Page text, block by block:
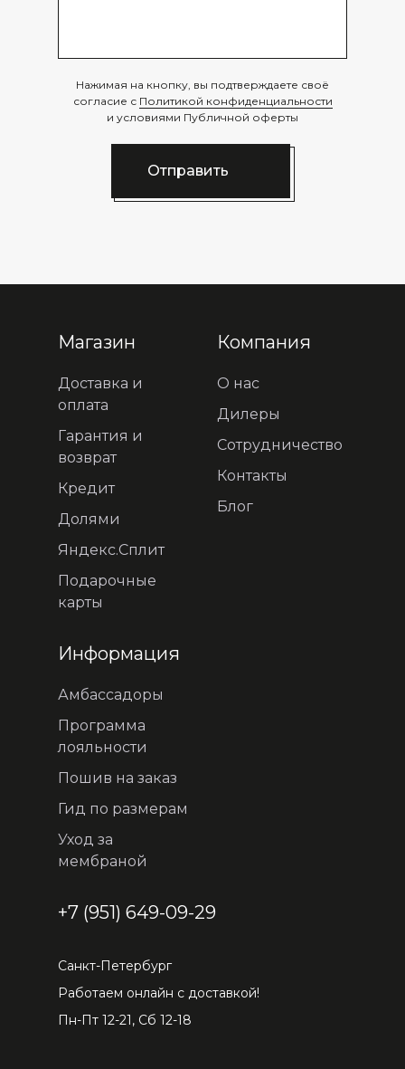
Нажимая на кнопку, вы подтверждаете своё
согласие с Политикой конфиденциальности
и условиями Публичной оферты
Отправить
Магазин
Доставка и
оплата
Гарантия и
возврат
Кредит
Долями
Яндекс.Сплит
Подарочные
карты
Компания
О нас
Дилеры
Сотрудничество
Контакты
Блог
Информация
Амбассадоры
Программа
лояльности
Пошив на заказ
Гид по размерам
Уход за
мембраной
+7 (951) 649-09-29
Санкт-Петербург
Работаем онлайн с доставкой!
Пн-Пт 12-21, Сб 12-18